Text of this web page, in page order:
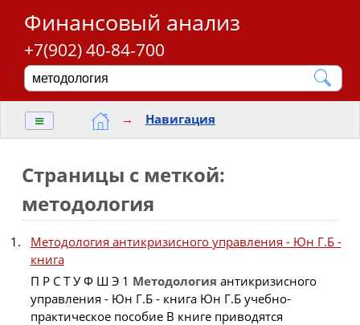
Финансовый анализ
+7(902) 40-84-700
≡ → Навигация
Страницы с меткой:
методология
Методология антикризисного управления - Юн Г.Б -
книга
П Р С Т У Ф Ш Э 1 Методология антикризисного
управления - Юн Г.Б - книга Юн Г.Б учебно-
практическое пособие В книге приводятся